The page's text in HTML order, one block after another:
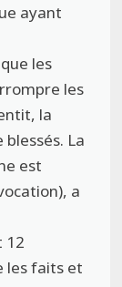
ayant
les
les
la
La
est
a
12
les faits et